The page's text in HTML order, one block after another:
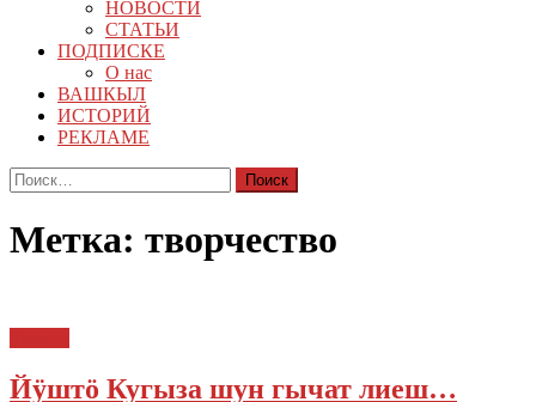
НОВОСТИ
СТАТЬИ
ПОДПИСКЕ
О нас
ВАШКЫЛ
ИСТОРИЙ
РЕКЛАМЕ
Найти:
Метка: творчество
Йӱштӧ Кугыза шун гычат лиеш…